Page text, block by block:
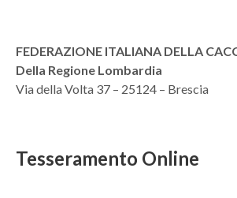
FEDERAZIONE ITALIANA DELLA
Della Regione Lombardia
Via della Volta 37 – 25124 – Brescia
Tesseramento Online